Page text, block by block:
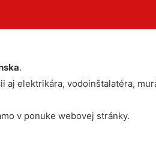
.
aj elektrikára, vodoinštalatéra,
v ponuke webovej stránky.